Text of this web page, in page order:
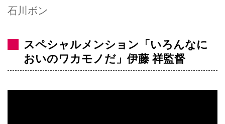
石川ボン
スペシャルメンション「いろんなに
おいのワカモノだ」伊藤 祥監督